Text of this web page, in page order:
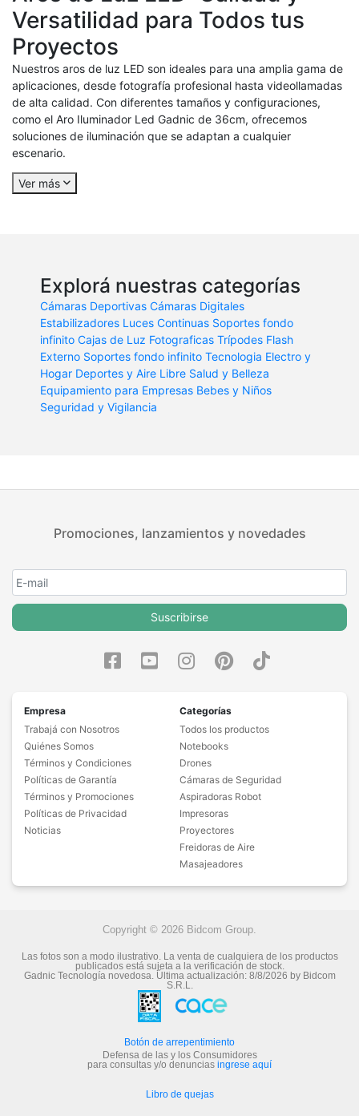
Versatilidad para Todos tus
Proyectos
Nuestros aros de luz LED son ideales para una amplia gama de
aplicaciones, desde fotografía profesional hasta videollamadas
de alta calidad. Con diferentes tamaños y configuraciones,
como el Aro Iluminador Led Gadnic de 36cm, ofrecemos
soluciones de iluminación que se adaptan a cualquier
escenario.
Ver más
Explorá nuestras categorías
Cámaras Deportivas Cámaras Digitales
Estabilizadores Luces Continuas Soportes fondo
infinito Cajas de Luz Fotograficas Trípodes Flash
Externo Soportes fondo infinito Tecnologia Electro y
Hogar Deportes y Aire Libre Salud y Belleza
Equipamiento para Empresas Bebes y Niños
Seguridad y Vigilancia
Promociones, lanzamientos y novedades
Suscribirse
Empresa
Trabajá con Nosotros
Quiénes Somos
Términos y Condiciones
Políticas de Garantía
Términos y Promociones
Políticas de Privacidad
Noticias
Categorías
Todos los productos
Notebooks
Drones
Cámaras de Seguridad
Aspiradoras Robot
Impresoras
Proyectores
Freidoras de Aire
Masajeadores
Copyright © 2026 Bidcom Group.
Las fotos son a modo ilustrativo. La venta de cualquiera de los productos
publicados está sujeta a la verificación de stock.
Gadnic Tecnología novedosa. Última actualización: 8/8/2026 by Bidcom
S.R.L.
Botón de arrepentimiento
Defensa de las y los Consumidores
para consultas y/o denuncias ingrese aquí
Libro de quejas